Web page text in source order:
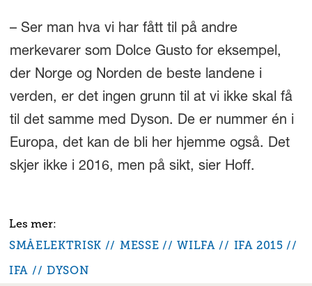
– Ser man hva vi har fått til på andre
merkevarer som Dolce Gusto for eksempel,
der Norge og Norden de beste landene i
verden, er det ingen grunn til at vi ikke skal få
til det samme med Dyson. De er nummer én i
Europa, det kan de bli her hjemme også. Det
skjer ikke i 2016, men på sikt, sier Hoff.
SMÅELEKTRISK MESSE WILFA
IFA 2015
IFA
DYSON